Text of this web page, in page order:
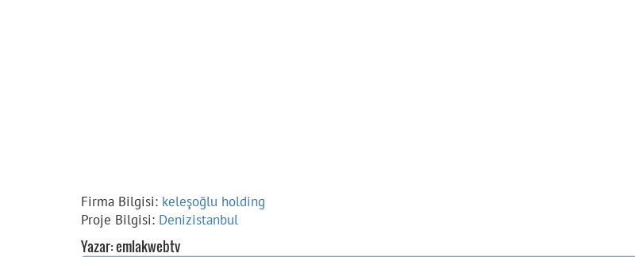
Firma Bilgisi: keleşoğlu holding
Proje Bilgisi: Denizistanbul
Yazar: emlakwebtv